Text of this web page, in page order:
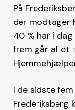
På
der modtager
40 % har i
frem går af et
I de sidste
Frederiksberg